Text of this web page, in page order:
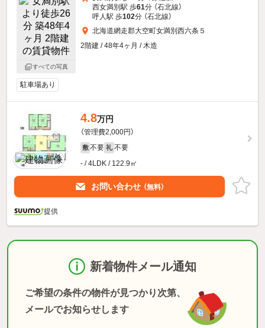
すべての写真
西女満別駅 歩61分 （石北線）
呼人駅 歩102分 （石北線）
北海道網走郡大空町女満別西六条５
2階建 / 48年4ヶ月 / 木造
駐車場あり
4.8万円
（管理費2,000円）
敷 不要 礼 不要
- / 4LDK / 122.9㎡
お問い合わせ （無料）
提供
新着物件メール通知
ご希望の条件の物件が見つかり次第、
メールでお知らせします